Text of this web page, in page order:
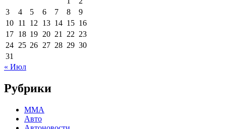
3
4 5 6 7 8
9
10 11 12 13 14 15 16
17 18 19 20 21 22 23
24 25 26 27 28 29 30
31
« Июл
Рубрики
MMA
Авто